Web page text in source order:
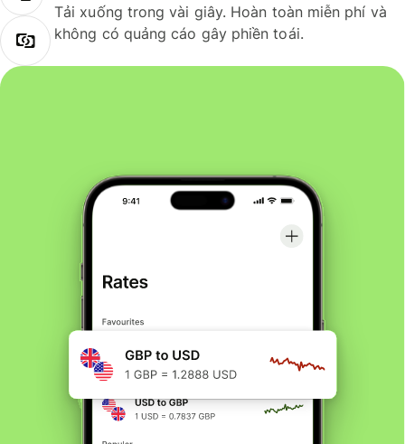
Tải xuống trong vài giây. Hoàn toàn miễn phí và
không có quảng cáo gây phiền toái.